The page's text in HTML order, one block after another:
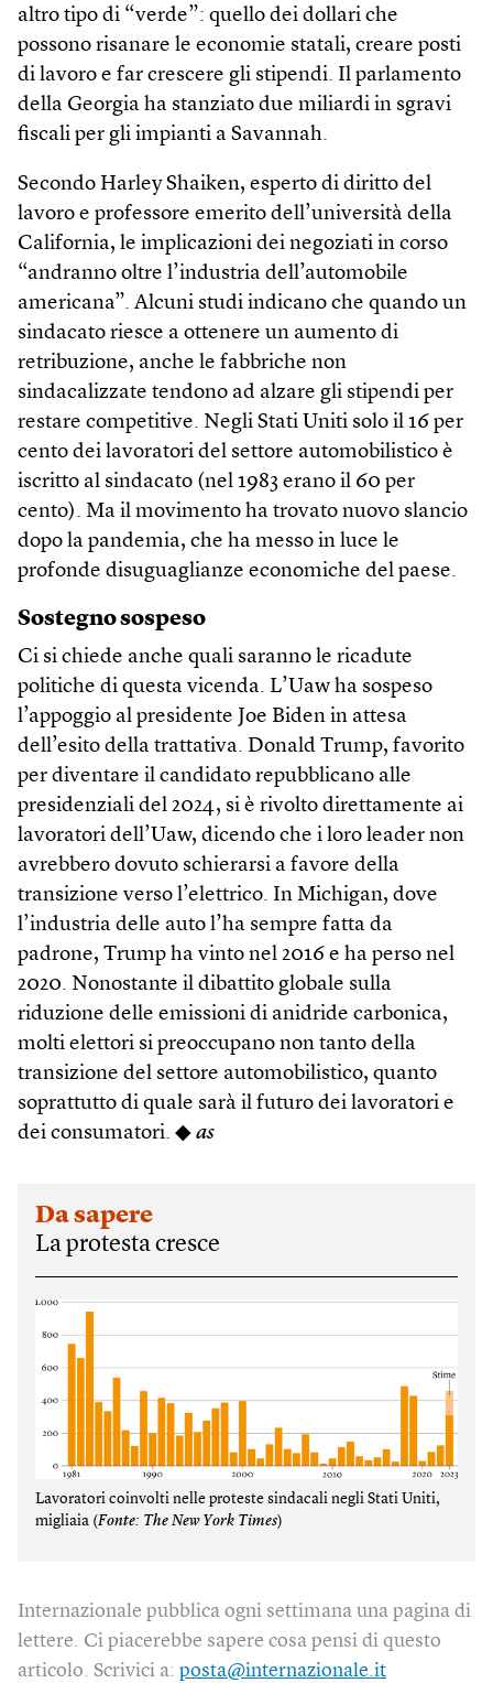
altro tipo di “verde”: quello dei dollari che
possono risanare le economie statali, creare posti
di lavoro e far crescere gli stipendi. Il parlamento
della Georgia ha stanziato due miliardi in sgravi
fiscali per gli impianti a Savannah.
Secondo Harley Shaiken, esperto di diritto del
lavoro e professore emerito dell’università della
California, le implicazioni dei negoziati in corso
“andranno oltre l’industria dell’automobile
americana”. Alcuni studi indicano che quando un
sindacato riesce a ottenere un aumento di
retribuzione, anche le fabbriche non
sindacalizzate tendono ad alzare gli stipendi per
restare competitive. Negli Stati Uniti solo il 16 per
cento dei lavoratori del settore automobilistico è
iscritto al sindacato (nel 1983 erano il 60 per
cento). Ma il movimento ha trovato nuovo slancio
dopo la pandemia, che ha messo in luce le
profonde disuguaglianze economiche del paese.
Sostegno sospeso
Ci si chiede anche quali saranno le ricadute
politiche di questa vicenda. L’Uaw ha sospeso
l’appoggio al presidente Joe Biden in attesa
dell’esito della trattativa. Donald Trump, favorito
per diventare il candidato repubblicano alle
presidenziali del 2024, si è rivolto direttamente ai
lavoratori dell’Uaw, dicendo che i loro leader non
avrebbero dovuto schierarsi a favore della
transizione verso l’elettrico. In Michigan, dove
l’industria delle auto l’ha sempre fatta da
padrone, Trump ha vinto nel 2016 e ha perso nel
2020. Nonostante il dibattito globale sulla
riduzione delle emissioni di anidride carbonica,
molti elettori si preoccupano non tanto della
transizione del settore automobilistico, quanto
soprattutto di quale sarà il futuro dei lavoratori e
dei consumatori. ◆ as
Da sapere
La protesta cresce
Lavoratori coinvolti nelle proteste sindacali negli Stati Uniti,
migliaia (Fonte: The New York Times)
Internazionale pubblica ogni settimana una pagina di
lettere. Ci piacerebbe sapere cosa pensi di questo
articolo. Scrivici a: posta@internazionale.it